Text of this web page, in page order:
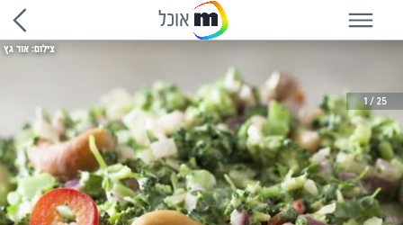
אוכל
1 25
צילום: אור גץ